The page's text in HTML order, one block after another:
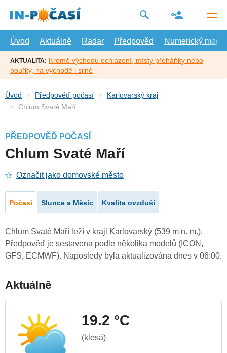
hlavní
Úvod
Aktuálně Radar Předpověď Numerický model
AKTUALITA: Kromě východu ochlazení, místy přeháňky nebo
bouřky, na východě i silné
Úvod Předpověď počasí
Karlovarský kraj
Chlum Svaté Maří
PŘEDPOVĚĎ POČASÍ
Chlum Svaté Maří
Označit jako domovské město
Počasí Slunce a Měsíc Kvalita ovzduší
Chlum Svaté Maří leží v kraji Karlovarský (539 m n. m.).
Předpověď je sestavena podle několika modelů (ICON,
GFS, ECMWF). Naposledy byla aktualizována dnes v 06:00.
Aktuálně
19.2 °C
(klesá)